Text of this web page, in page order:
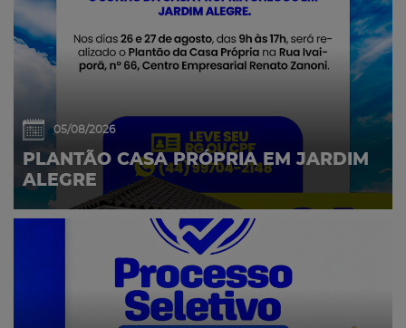
05/08/2026
PLANTÃO CASA PRÓPRIA EM JARDIM
ALEGRE